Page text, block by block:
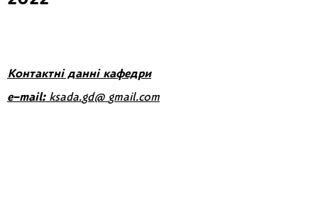
Контактні данні кафедри
e–mail: ksada.gd@ gmail.com